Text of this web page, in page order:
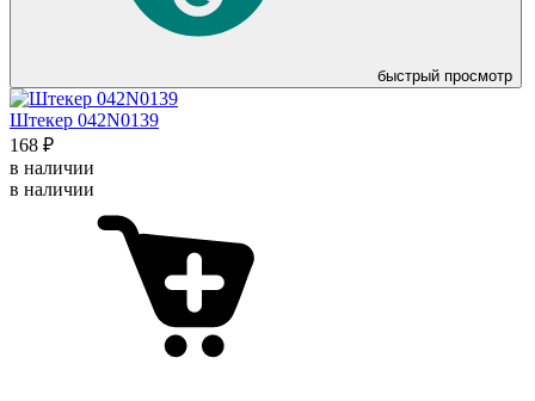
быстрый просмотр
Штекер 042N0139
168 ₽
в наличии
в наличии